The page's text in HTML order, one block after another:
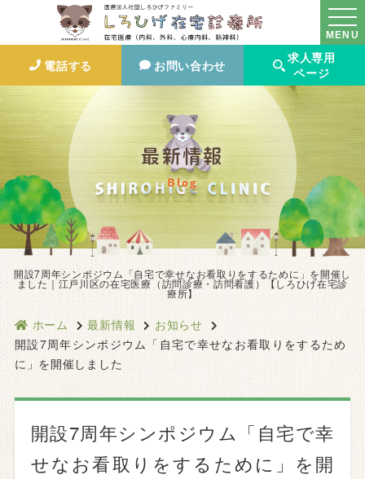
MENU
電話する お問い合わせ
求人専用
ページ
最新情報
Blog
開設7周年シンポジウム「自宅で幸せなお看取りをするために」を開催し
ました｜江戸川区の在宅医療（訪問診療・訪問看護）【しろひげ在宅診
療所】
ホーム 最新情報
お知らせ
開設7周年シンポジウム「自宅で幸せなお看取りをするため
に」を開催しました
開設7周年シンポジウム「自宅で幸
せなお看取りをするために」を開